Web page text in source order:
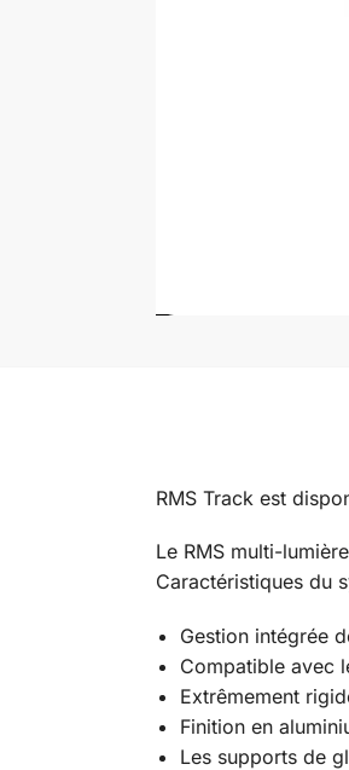
RMS Track est
Le RMS multi-
Caractéristiques du
Gestion intégrée
Compatible avec
Extrêmement
Finition en
Les supports de